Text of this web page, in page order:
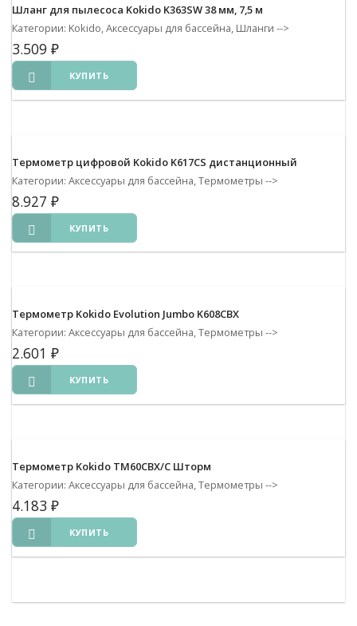
Шланг для пылесоса Kokido K363SW 38 мм, 7,5 м
Категории: Kokido, Аксессуары для бассейна, Шланги -->
3.509 ₽
КУПИТЬ
Термометр цифровой Kokido K617CS дистанционный
Категории: Аксессуары для бассейна, Термометры -->
8.927 ₽
КУПИТЬ
Термометр Kokido Evolution Jumbo K608CBX
Категории: Аксессуары для бассейна, Термометры -->
2.601 ₽
КУПИТЬ
Термометр Kokido TM60CBX/C Шторм
Категории: Аксессуары для бассейна, Термометры -->
4.183 ₽
КУПИТЬ